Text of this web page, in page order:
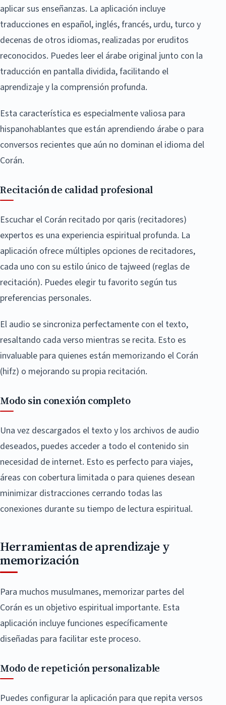
aplicar sus enseñanzas. La aplicación incluye
traducciones en español, inglés, francés, urdu, turco y
decenas de otros idiomas, realizadas por eruditos
reconocidos. Puedes leer el árabe original junto con la
traducción en pantalla dividida, facilitando el
aprendizaje y la comprensión profunda.
Esta característica es especialmente valiosa para
hispanohablantes que están aprendiendo árabe o para
conversos recientes que aún no dominan el idioma del
Corán.
Recitación de calidad profesional
Escuchar el Corán recitado por qaris (recitadores)
expertos es una experiencia espiritual profunda. La
aplicación ofrece múltiples opciones de recitadores,
cada uno con su estilo único de tajweed (reglas de
recitación). Puedes elegir tu favorito según tus
preferencias personales.
El audio se sincroniza perfectamente con el texto,
resaltando cada verso mientras se recita. Esto es
invaluable para quienes están memorizando el Corán
(hifz) o mejorando su propia recitación.
Modo sin conexión completo
Una vez descargados el texto y los archivos de audio
deseados, puedes acceder a todo el contenido sin
necesidad de internet. Esto es perfecto para viajes,
áreas con cobertura limitada o para quienes desean
minimizar distracciones cerrando todas las
conexiones durante su tiempo de lectura espiritual.
Herramientas de aprendizaje y
memorización
Para muchos musulmanes, memorizar partes del
Corán es un objetivo espiritual importante. Esta
aplicación incluye funciones específicamente
diseñadas para facilitar este proceso.
Modo de repetición personalizable
Puedes configurar la aplicación para que repita versos